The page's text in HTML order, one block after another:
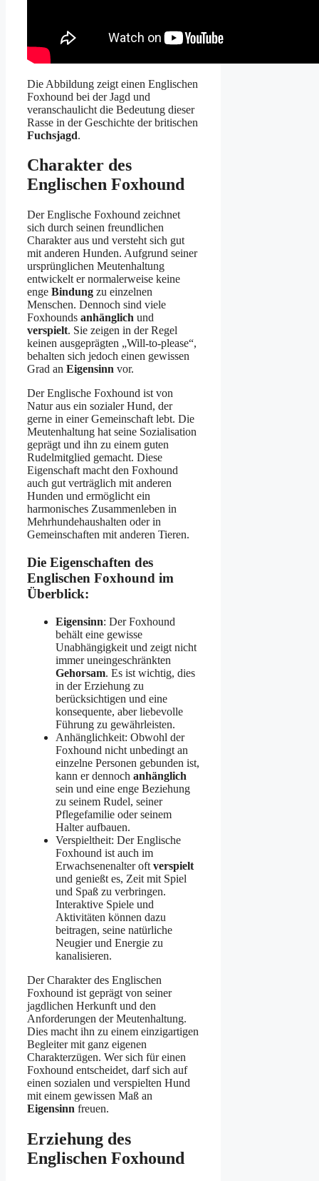
Die Abbildung zeigt einen Englischen
Foxhound bei der Jagd und
veranschaulicht die Bedeutung dieser
Rasse in der Geschichte der britischen
Fuchsjagd.
Charakter des
Englischen Foxhound
Der Englische Foxhound zeichnet
sich durch seinen freundlichen
Charakter aus und versteht sich gut
mit anderen Hunden. Aufgrund seiner
ursprünglichen Meutenhaltung
entwickelt er normalerweise keine
enge Bindung zu einzelnen
Menschen. Dennoch sind viele
Foxhounds anhänglich und
verspielt. Sie zeigen in der Regel
keinen ausgeprägten „Will-to-please“,
behalten sich jedoch einen gewissen
Grad an Eigensinn vor.
Der Englische Foxhound ist von
Natur aus ein sozialer Hund, der
gerne in einer Gemeinschaft lebt. Die
Meutenhaltung hat seine Sozialisation
geprägt und ihn zu einem guten
Rudelmitglied gemacht. Diese
Eigenschaft macht den Foxhound
auch gut verträglich mit anderen
Hunden und ermöglicht ein
harmonisches Zusammenleben in
Mehrhundehaushalten oder in
Gemeinschaften mit anderen Tieren.
Die Eigenschaften des
Englischen Foxhound im
Überblick:
Eigensinn: Der Foxhound
behält eine gewisse
Unabhängigkeit und zeigt nicht
immer uneingeschränkten
Gehorsam. Es ist wichtig, dies
in der Erziehung zu
berücksichtigen und eine
konsequente, aber liebevolle
Führung zu gewährleisten.
Anhänglichkeit: Obwohl der
Foxhound nicht unbedingt an
einzelne Personen gebunden ist,
kann er dennoch anhänglich
sein und eine enge Beziehung
zu seinem Rudel, seiner
Pflegefamilie oder seinem
Halter aufbauen.
Verspieltheit: Der Englische
Foxhound ist auch im
Erwachsenenalter oft verspielt
und genießt es, Zeit mit Spiel
und Spaß zu verbringen.
Interaktive Spiele und
Aktivitäten können dazu
beitragen, seine natürliche
Neugier und Energie zu
kanalisieren.
Der Charakter des Englischen
Foxhound ist geprägt von seiner
jagdlichen Herkunft und den
Anforderungen der Meutenhaltung.
Dies macht ihn zu einem einzigartigen
Begleiter mit ganz eigenen
Charakterzügen. Wer sich für einen
Foxhound entscheidet, darf sich auf
einen sozialen und verspielten Hund
mit einem gewissen Maß an
Eigensinn freuen.
Erziehung des
Englischen Foxhound